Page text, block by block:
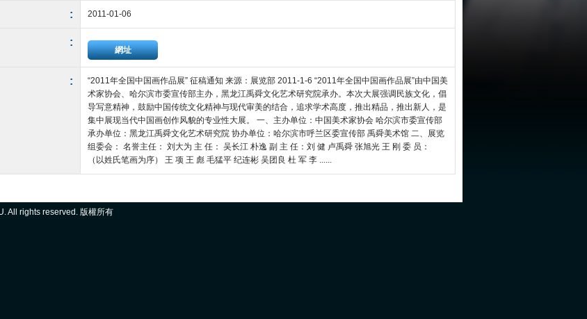
: 2011-01-06
:
網址
:
“2011年全国中国画作品展” 征稿通知 来源：展览部 2011-1-6 “2011年全国中国画作品展”由中国美
术家协会、哈尔滨市委宣传部主办，黑龙江禹舜文化艺术研究院承办。本次大展强调民族文化，倡
导写意精神，鼓励中国传统文化精神与现代审美的结合，追求学术高度，推出精品，推出新人，是
集中展现当代中国画创作风貌的专业性大展。 一、主办单位：中国美术家协会 哈尔滨市委宣传部
承办单位：黑龙江禹舜文化艺术研究院 协办单位：哈尔滨市呼兰区委宣传部 禹舜美术馆 二、展览
组委会： 名誉主任： 刘大为 主 任： 吴长江 朴逸 副 主 任：刘 健 卢禹舜 张旭光 王 刚 委 员：
（以姓氏笔画为序） 王 项 王 彪 毛猛平 纪连彬 吴团良 杜 军 李 ......
All rights reserved. 版權所有